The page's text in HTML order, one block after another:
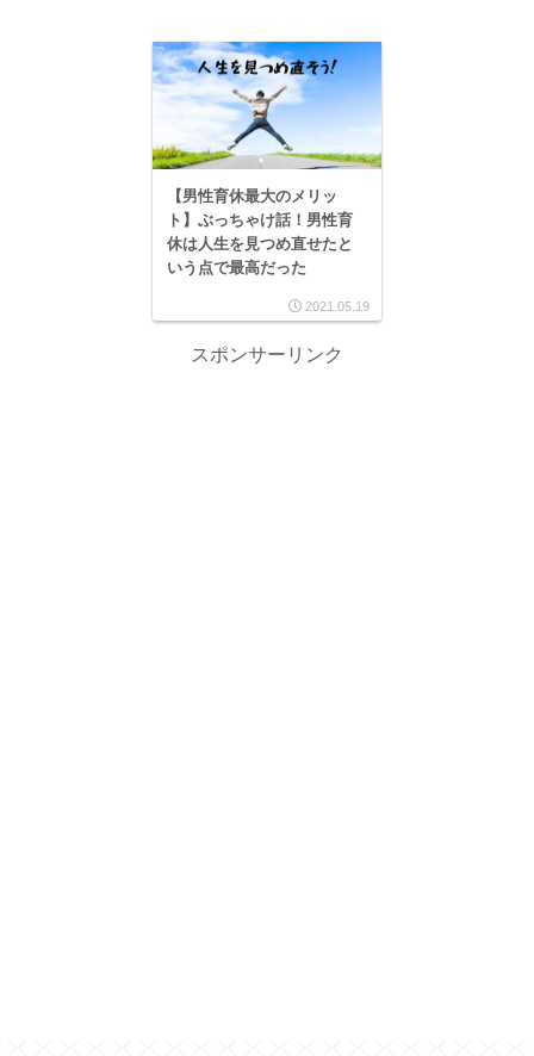
【男性育休最大のメリッ
ト】ぶっちゃけ話！男性育
休は人生を見つめ直せたと
いう点で最高だった
2021.05.19
スポンサーリンク